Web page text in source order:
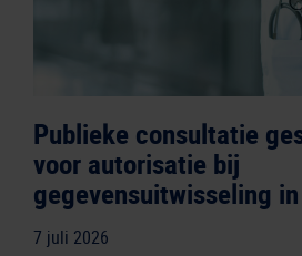
Publieke consultatie
voor autorisatie bij
gegevensuitwisseling
7 juli 2026